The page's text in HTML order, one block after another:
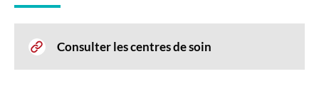
Consulter les centres de soin